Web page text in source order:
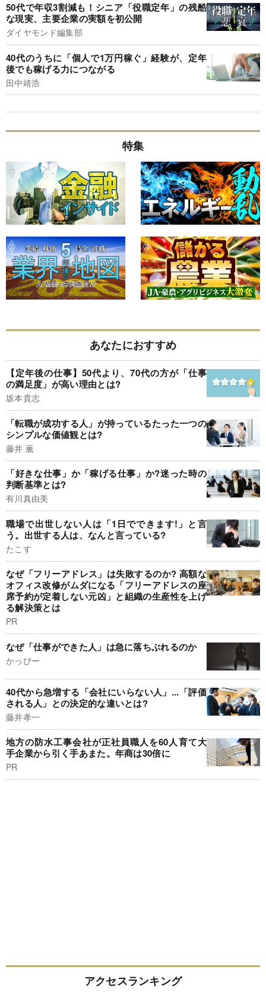
50代で年収3割減も！シニア「役職定年」の残酷
な現実、主要企業の実額を初公開
ダイヤモンド編集部
40代のうちに「個人で1万円稼ぐ」経験が、定年
後でも稼げる力につながる
田中靖浩
特集
あなたにおすすめ
【定年後の仕事】50代より、70代の方が「仕事
の満足度」が高い理由とは?
坂本貴志
「転職が成功する人」が持っているたった一つの
シンプルな価値観とは?
藤井 薫
「好きな仕事」か「稼げる仕事」か?迷った時の
判断基準とは?
有川真由美
職場で出世しない人は「1日でできます!」と言
う。出世する人は、なんと言っている?
たこす
なぜ「フリーアドレス」は失敗するのか? 高額な
オフィス改修がムダになる「フリーアドレスの座
席予約が定着しない元凶」と組織の生産性を上げ
る解決策とは
PR
なぜ「仕事ができた人」は急に落ちぶれるのか
かっぴー
40代から急増する「会社にいらない人」...「評価
される人」との決定的な違いとは?
藤井孝一
地方の防水工事会社が正社員職人を60人育て大
手企業から引く手あまた。年商は30倍に
PR
アクセスランキング